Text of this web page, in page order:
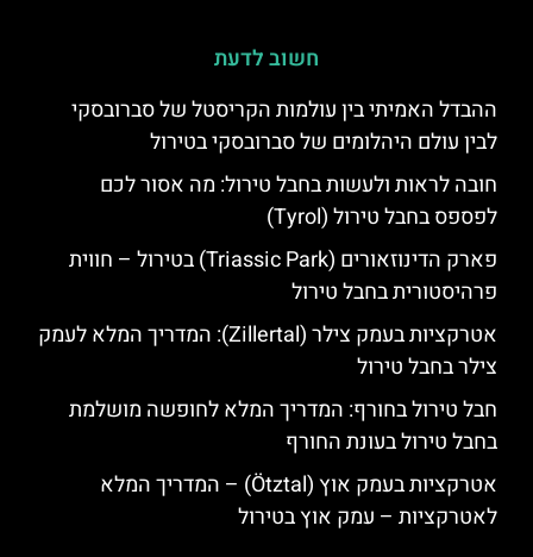
חשוב לדעת
ההבדל האמיתי בין עולמות הקריסטל של סברובסקי
לבין עולם היהלומים של סברובסקי בטירול
חובה לראות ולעשות בחבל טירול: מה אסור לכם
לפספס בחבל טירול (Tyrol)
פארק הדינוזאורים (Triassic Park) בטירול – חווית
פרהיסטורית בחבל טירול
אטרקציות בעמק צילר (Zillertal): המדריך המלא לעמק
צילר בחבל טירול
חבל טירול בחורף: המדריך המלא לחופשה מושלמת
בחבל טירול בעונת החורף
אטרקציות בעמק אוץ (Ötztal) – המדריך המלא
לאטרקציות – עמק אוץ בטירול